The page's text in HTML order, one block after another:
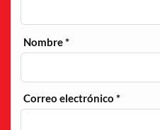
Nombre*
Correo electrónico*